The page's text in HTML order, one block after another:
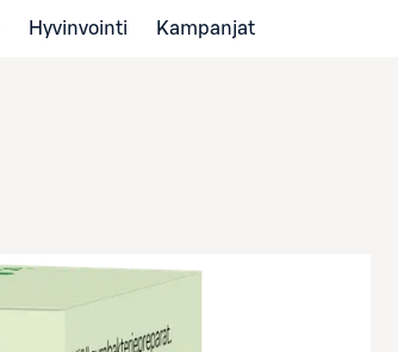
Hyvinvointi Kampanjat